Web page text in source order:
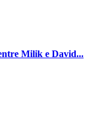
Milik e David...